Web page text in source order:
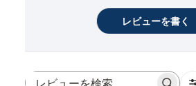
レビューを書く